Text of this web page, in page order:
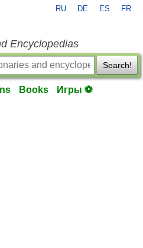
RU DE ES FR
Encyclopedias
Search!
Books Игры ⚽